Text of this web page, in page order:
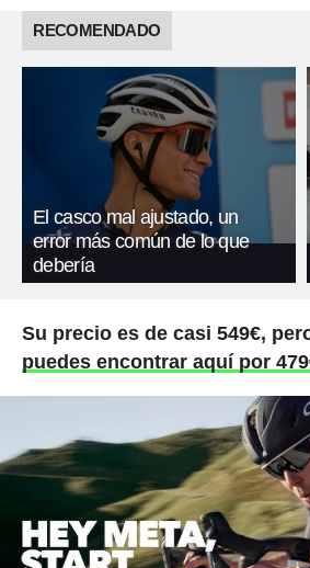
RECOMENDADO
El casco mal ajustado, un
error más común de lo que
debería
Su precio es de casi 549€,
puedes encontrar aquí por